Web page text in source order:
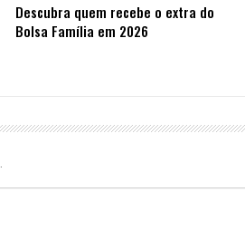
Descubra quem recebe o extra do
Bolsa Família em 2026